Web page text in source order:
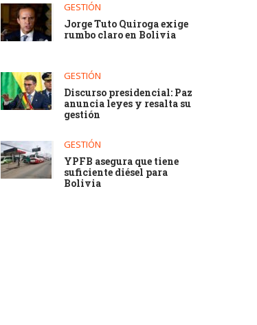
GESTIÓN
Jorge Tuto Quiroga exige
rumbo claro en Bolivia
GESTIÓN
Discurso presidencial: Paz
anuncia leyes y resalta su
gestión
GESTIÓN
YPFB asegura que tiene
suficiente diésel para
Bolivia